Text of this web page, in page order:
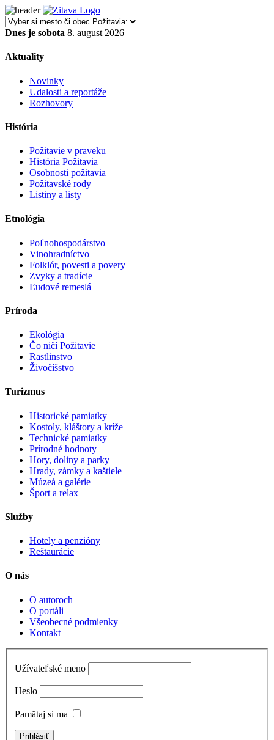
Dnes je sobota 8. august 2026
Aktuality
Novinky
Udalosti a reportáže
Rozhovory
História
Požitavie v praveku
História Požitavia
Osobnosti požitavia
Požitavské rody
Listiny a listy
Etnológia
Poľnohospodárstvo
Vinohradníctvo
Folklór, povesti a povery
Zvyky a tradície
Ľudové remeslá
Príroda
Ekológia
Čo ničí Požitavie
Rastlinstvo
Živočíšstvo
Turizmus
Historické pamiatky
Kostoly, kláštory a kríže
Technické pamiatky
Prírodné hodnoty
Hory, doliny a parky
Hrady, zámky a kaštiele
Múzeá a galérie
Šport a relax
Služby
Hotely a penzióny
Reštaurácie
O nás
O autoroch
O portáli
Všeobecné podmienky
Kontakt
Užívateľské meno
Heslo
Pamätaj si ma